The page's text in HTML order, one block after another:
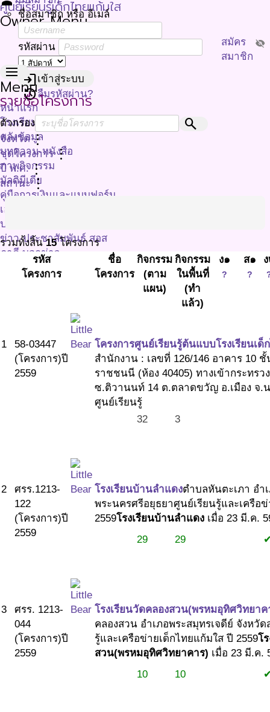
ศูนย์เรียนรู้เด็กไทยแก้มใส
Owner Menu
ชื่อสมาชิก หรือ อีเมล์
รหัสผ่าน visibility_off
loginเข้าสู่ระบบ
restoreลืมรหัสผ่าน?
สมัคร
สมาชิก
menu
Menu
หน้าแรก
โรงเรียนมาตรฐานจัดการอาหาร
คลังข้อมูล
บทความ-หนังสือ
ภาพกิจกรรม
มัลติมีเดีย
คู่มือการเงินและแบบฟอร์ม
เอกสารประกอบการประชุม
ประชาสัมพันธ์
ข่าว-ประชาสัมพันธ์ สอส
ภาคี บอกข่าว
เกี่ยวกับเรา
คณะกรรมการกำกับทิศ
ติดค่อ ศูนย์ประสานงานเด็กไทยแก้มใส
ติดต่อ โรงเรียนศูนย์เรียนรู้ฯ
ลิ้งค์ที่เกี่ยวข้อง
รายชื่อโครงการ
ตัวกรอง search
จังหวัดmore_vert
ชุดโครงการmore_vert
ปี พ.ศ.more_vert
สถานะmore_vert
รวมทั้งสิ้น15โครงการ
รหัส
โครงการ
ชื่อ
โครงการ
กิจกรรม
(ตาม
แผน)
กิจกรรม
ในพื้นที่
(ทำ
แล้ว)
ง๑
?
ส๑
?
1
58-03447
(โครงการ)ปี
2559
โครงการศูนย์เรียนรู้ต้นแบบโรงเรียนเด็
สำนักงาน : เลขที่ 126/146 อาคาร 10
ราชชนนี (ห้อง 40405) ทางเข้ากระทร
ซ.ติวานนท์ 14 ต.ตลาดขวัญ อ.เมือง จ.
ศูนย์เรียนรู้
32
3
2
ศรร.1213-
122
(โครงการ)ปี
2559
โรงเรียนบ้านลำแดงตำบลหันตะเภา อำ
พระนครศรีอยุธยาศูนย์เรียนรู้และเครือ
2559โรงเรียนบ้านลำแดง เมื่อ 23 มี.ค.
29
29
3
ศรร. 1213-
044
(โครงการ)ปี
2559
โรงเรียนวัดคลองสวน(พรหมอุทิศวิทยาค
คลองสวน อำเภอพระสมุทรเจดีย์ จังหวั
รู้และเครือข่ายเด็กไทยแก้มใส ปี 2559โ
สวน(พรหมอุทิศวิทยาคาร) เมื่อ 23 มี.ค.
10
10